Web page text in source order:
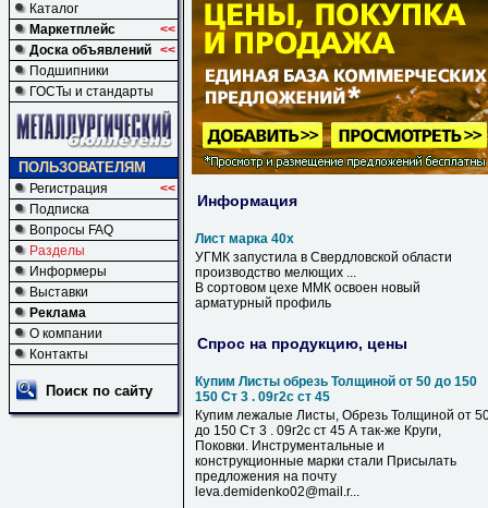
Каталог
Маркетплейс
<<
Доска объявлений <<
Подшипники
ГОСТы и стандарты
ПОЛЬЗОВАТЕЛЯМ
Регистрация
<<
Подписка
Вопросы FAQ
Разделы
Информеры
Выставки
Реклама
О компании
Контакты
Поиск по сайту
Информация
Лист марка 40х
УГМК запустила в Свердловской области
производство мелющих ...
В сортовом цехе ММК освоен новый
арматурный профиль
Спрос на продукцию, цены
Купим Листы обрезь Толщиной от 50 до 150
150 Ст 3 . 09г2с ст 45
Купим лежалые Листы, Обрезь Толщиной от
до 150 Ст 3 . 09г2с ст 45 А так-же Круги,
Поковки. Инструментальные и
конструкционные марки стали Присылать
предложения на почту
leva.demidenko02@mail.r...